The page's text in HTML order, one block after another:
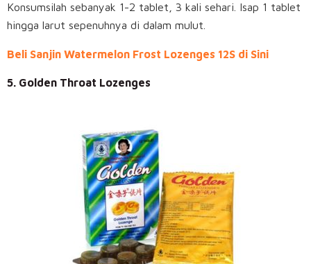
Konsumsilah sebanyak 1-2 tablet, 3 kali sehari. Isap 1 tablet
hingga larut sepenuhnya di dalam mulut.
Beli Sanjin Watermelon Frost Lozenges 12S di Sini
5. Golden Throat Lozenges